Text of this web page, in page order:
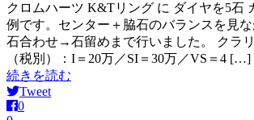
クロムハーツ K&Tリング に ダイヤを5石
例です。センター＋脇石のバランスを見な
石合わせ→石留めまで行いました。 クラ
（税別）：I＝20万／SI＝30万／VS＝4 […]
続きを読む
Tweet
0